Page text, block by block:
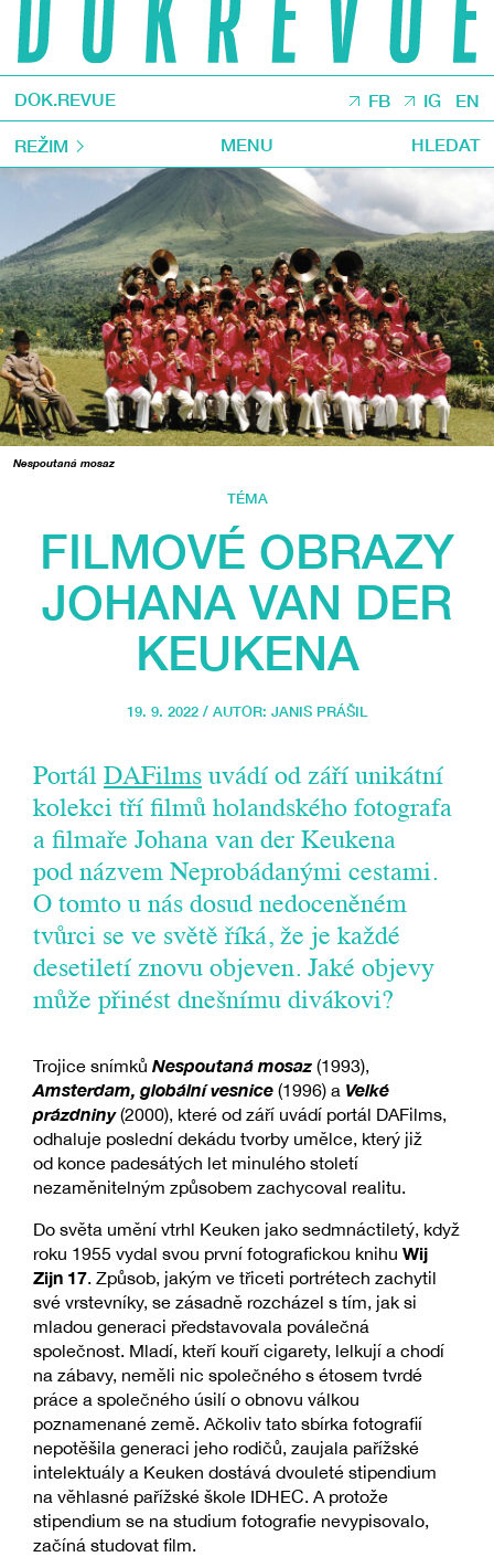
DOK.REVUE FB IG EN
REŽIM MENU HLEDAT
Nespoutaná mosaz
TÉMA
FILMOVÉ OBRAZY
JOHANA VAN DER
KEUKENA
19. 9. 2022 / AUTOR: JANIS PRÁŠIL
Portál DAFilms uvádí od září unikátní
kolekci tří filmů holandského fotografa
a filmaře Johana van der Keukena
pod názvem Neprobádanými cestami.
O tomto u nás dosud nedoceněném
tvůrci se ve světě říká, že je každé
desetiletí znovu objeven. Jaké objevy
může přinést dnešnímu divákovi?
Trojice snímků Nespoutaná mosaz (1993),
Amsterdam, globální vesnice (1996) a Velké
prázdniny(2000), které od září uvádí portál DAFilms,
odhaluje poslední dekádu tvorby umělce, který již
od konce padesátých let minulého století
nezaměnitelným způsobem zachycoval realitu.
Do světa umění vtrhl Keuken jako sedmnáctiletý, když
roku 1955 vydal svou první fotografickou knihu Wij
Zijn 17. Způsob, jakým ve třiceti portrétech zachytil
své vrstevníky, se zásadně rozcházel s tím, jak si
mladou generaci představovala poválečná
společnost. Mladí, kteří kouří cigarety, lelkují a chodí
na zábavy, neměli nic společného s étosem tvrdé
práce a společného úsilí o obnovu válkou
poznamenané země. Ačkoliv tato sbírka fotografií
nepotěšila generaci jeho rodičů, zaujala pařížské
intelektuály a Keuken dostává dvouleté stipendium
na věhlasné pařížské škole IDHEC. A protože
stipendium se na studium fotografie nevypisovalo,
začíná studovat film.